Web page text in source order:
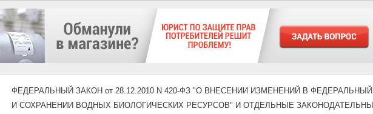
ФЕДЕРАЛЬНЫЙ ЗАКОН от 28.12.2010 N 420-ФЗ "О ВНЕСЕНИИ ИЗМЕНЕНИЙ В
И СОХРАНЕНИИ ВОДНЫХ БИОЛОГИЧЕСКИХ РЕСУРСОВ" И ОТДЕЛЬНЫЕ